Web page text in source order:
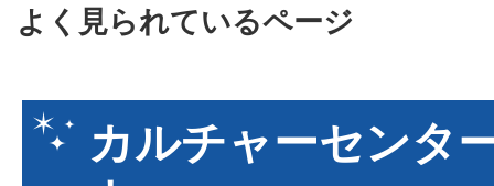
よく見られているページ
カルチャーセンタ